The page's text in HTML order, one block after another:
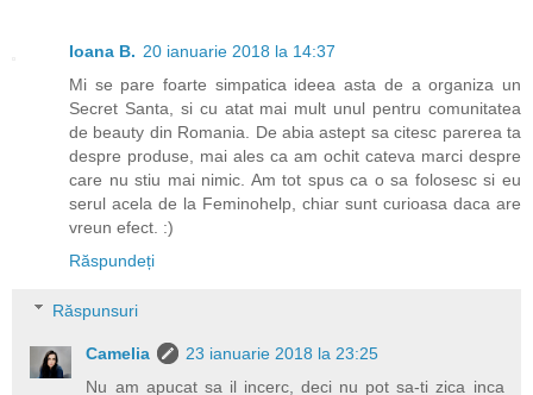
Ioana B. 20 ianuarie 2018 la 14:37
Mi se pare foarte simpatica ideea asta de a organiza un
Secret Santa, si cu atat mai mult unul pentru comunitatea
de beauty din Romania. De abia astept sa citesc parerea ta
despre produse, mai ales ca am ochit cateva marci despre
care nu stiu mai nimic. Am tot spus ca o sa folosesc si eu
serul acela de la Feminohelp, chiar sunt curioasa daca are
vreun efect. :)
Răspundeți
Răspunsuri
Camelia
23 ianuarie 2018 la 23:25
Nu am apucat sa il incerc, deci nu pot sa-ti zica inca